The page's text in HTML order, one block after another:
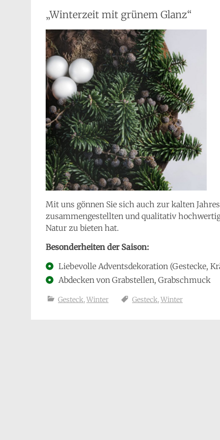
„Winterzeit mit grünem Glanz“
Mit uns gönnen Sie sich auch zur kalten
zusammengestellten und qualitativ
Natur zu bieten hat.
Besonderheiten der Saison:
Liebevolle Adventsdekoration (Gestecke,
Abdecken von Grabstellen, Grabschmuck
Gesteck,Winter Gesteck,Winter